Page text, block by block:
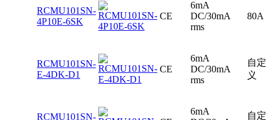
RCMU101SN-
4P10E-6SK
CE
6mA
DC/30mA
rms
80A
RCMU101SN-
E-4DK-D1
CE
6mA
DC/30mA
rms
自定
义
RCMU101SN-
6mA
自定